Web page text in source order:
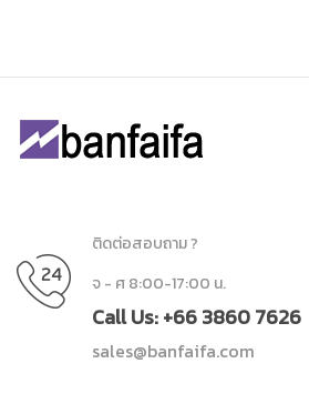
ติดต่อสอบถาม ?
จ - ศ 8:00-17:00 น.
Call Us: +66 3860 7626
sales@banfaifa.com